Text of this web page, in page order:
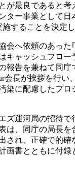
が最良であると
ター事業として
することを決定
会へ依頼のあっ
キャッシュフロ
告を兼ねて同庁
会長が挨拶を行
染に配慮したプ
ズ運河局の招待
は、同庁の局長
され、正確で的
画書とともに付録